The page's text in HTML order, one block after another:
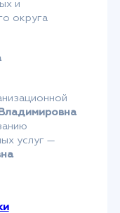
и
округа
услуг —